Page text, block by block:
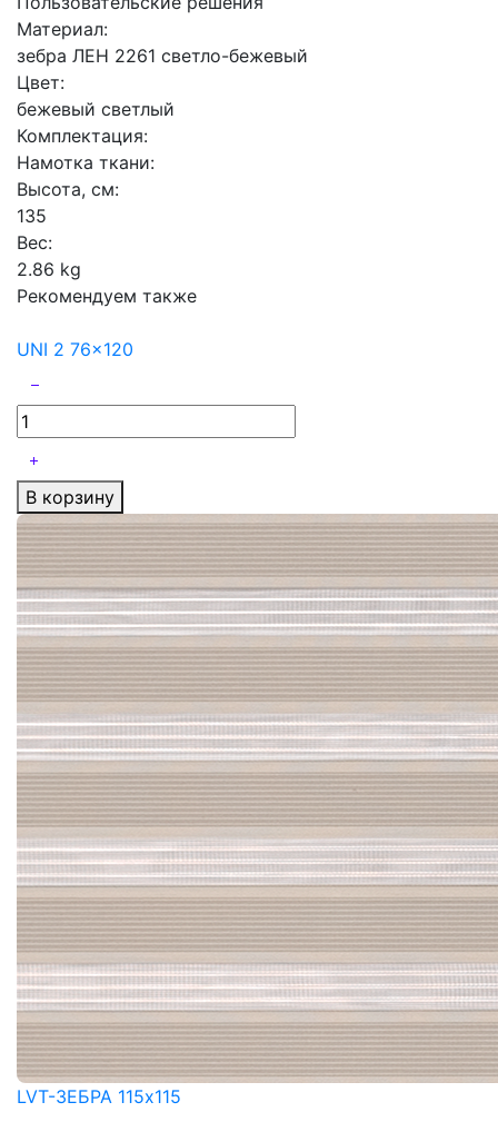
Материал:
зебра ЛЕН 2261 светло-бежевый
Цвет:
бежевый светлый
Комплектация:
Намотка ткани:
Высота, см:
135
Вес:
2.86 kg
Рекомендуем также
UNI 2 76x120
В корзину
LVT-ЗЕБРА 115x115